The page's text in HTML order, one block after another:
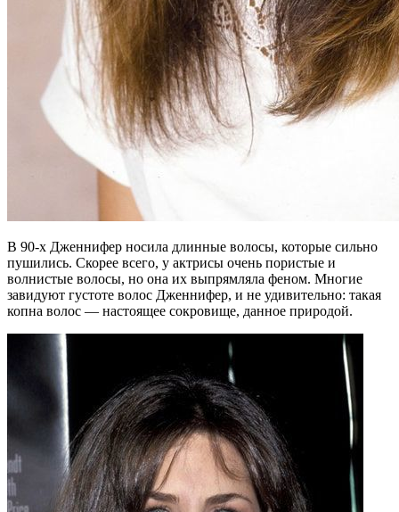
В 90-х Дженнифер носила длинные волосы, которые сильно
пушились. Скорее всего, у актрисы очень пористые и
волнистые волосы, но она их выпрямляла феном. Многие
завидуют густоте волос Дженнифер, и не удивительно: такая
копна волос — настоящее сокровище, данное природой.